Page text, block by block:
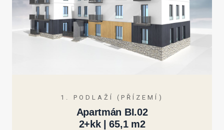
1. PODLAŽÍ (PŘÍZEMÍ)
Apartmán BI.02
2+kk | 65,1 m2